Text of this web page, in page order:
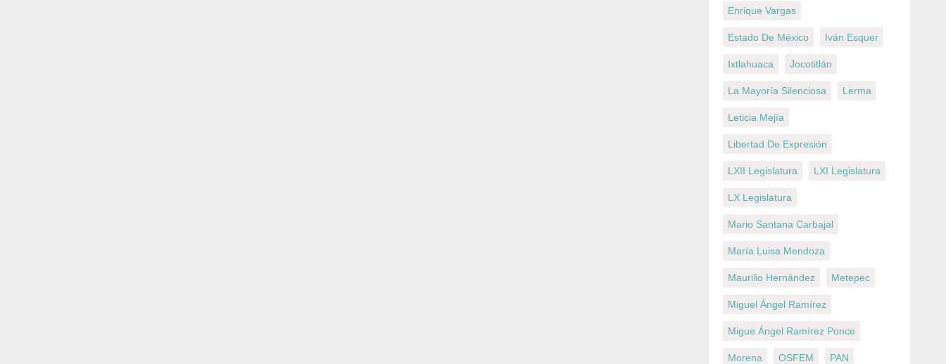
Enrique Vargas
Estado De México Iván Esquer
Ixtlahuaca Jocotitlán
La Mayoría Silenciosa Lerma
Leticia Mejía
Libertad De Expresión
LXII Legislatura LXI Legislatura
LX Legislatura
Mario Santana Carbajal
María Luisa Mendoza
Maurilio Hernández Metepec
Miguel Ángel Ramírez
Migue Ángel Ramírez Ponce
Morena OSFEM PAN